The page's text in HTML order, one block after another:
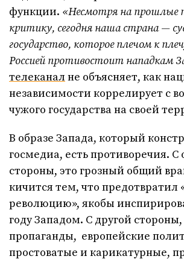
функции. «Несмотря на прошлые
критику, сегодня наша страна —
государство, которое плечом к
Россией противостоит нападкам
телеканал не объясняет, как
независимости коррелирует с
чужого государства на своей
В образе Запада, который
госмедиа, есть противоречия. С
стороны, это грозный общий
кичится тем, что предотвратил
революцию», якобы
году Западом. С другой
пропаганды, европейские
простоватые и карикатурные,